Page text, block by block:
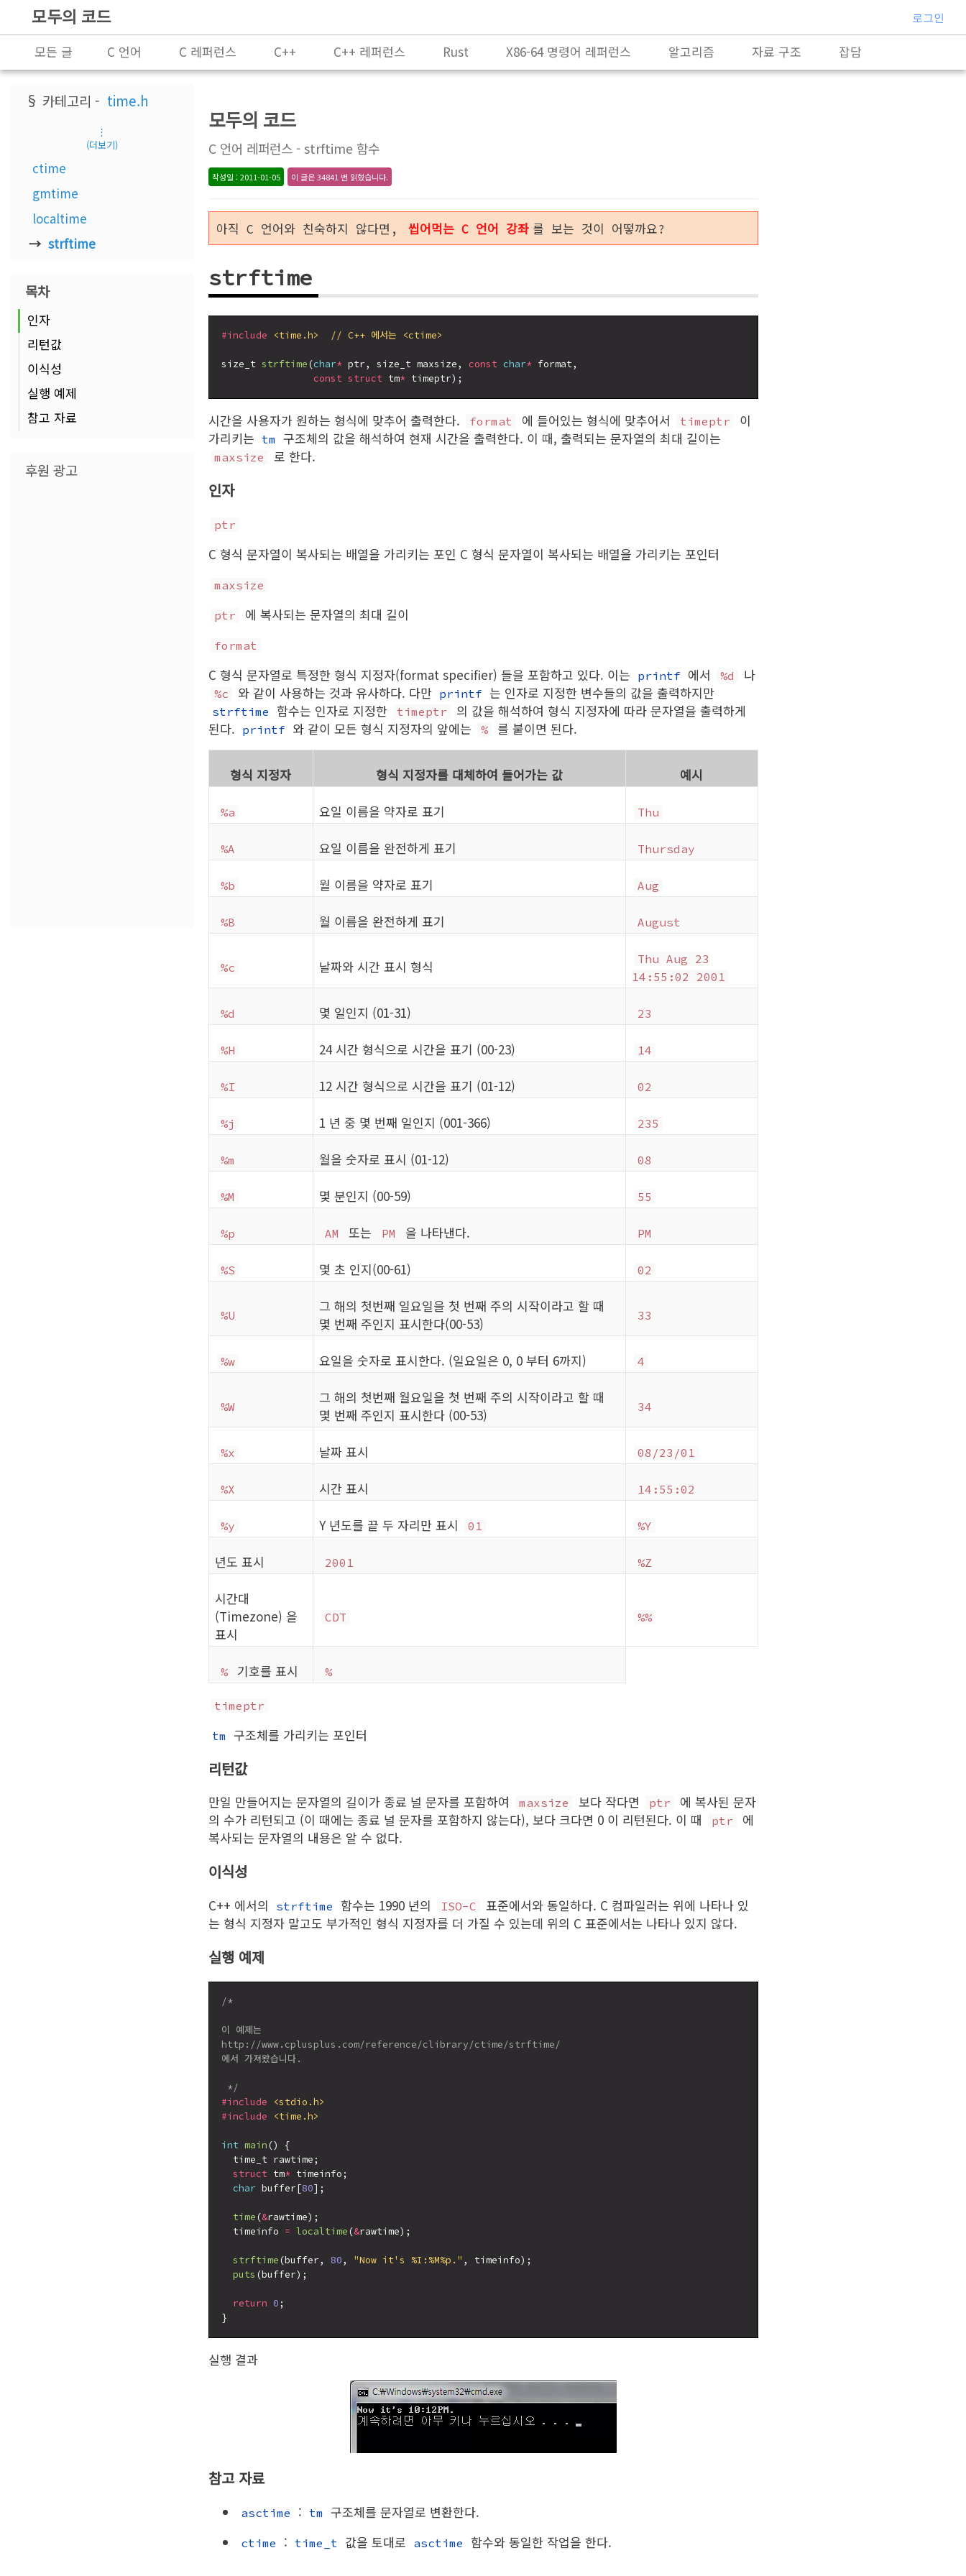
모두의 코드 로그인
모든 글 C 언어 C 레퍼런스 C++ C++ 레퍼런스 Rust X86-64 명령어 레퍼런스 알고리즘 자료 구조
잡담
§ 카테고리 - time.h
⋮
(더보기)
ctime
gmtime
localtime
strftime
목차
인자
리턴값
이식성
실행 예제
참고 자료
후원 광고
모두의 코드
C 언어 레퍼런스 - strftime 함수
작성일 : 2011-01-05 이 글은 34841 번 읽혔습니다.
아직 C 언어와 친숙하지 않다면, 씹어먹는 C 언어 강좌 를 보는 것이 어떻까요?
strftime
#include <time.h>  // C++ 에서는 <ctime>
size_t strftime (char* ptr, size_t maxsize, const char* format,
const struct tm*
시간을 사용자가 원하는 형식에 맞추어 출력한다. format 에 들어있는 형식에 맞추어서 timeptr
이
가리키는 tm 구조체의 값을 해석하여 현재 시간을 출력한다. 이 때, 출력되는 문자열의 최대 길이는
maxsize 로 한다.
인자
ptr
C 형식 문자열이 복사되는 배열을 가리키는 포인 C 형식 문자열이 복사되는 배열을 가리키는 포인터
maxsize
ptr 에 복사되는 문자열의 최대 길이
format
C 형식 문자열로 특정한 형식 지정자(format specifier) 들을 포함하고 있다. 이는 printf 에서 %d 나
%c 와 같이 사용하는 것과 유사하다. 다만 printf 는 인자로 지정한 변수들의 값을 출력하지만
strftime 함수는 인자로 지정한 timeptr
의 값을 해석하여 형식 지정자에 따라 문자열을 출력하게
된다. printf 와 같이 모든 형식 지정자의 앞에는 % 를 붙이면 된다.
형식 지정자 형식 지정자를 대체하여 들어가는 값 예시
%a 요일 이름을 약자로 표기 Thu
%A 요일 이름을 완전하게 표기 Thursday
%b 월 이름을 약자로 표기 Aug
%B 월 이름을 완전하게 표기 August
%c 날짜와 시간 표시 형식
Thu Aug 23
14:55:02 2001
%d 몇 일인지 (01-31) 23
%H 24 시간 형식으로 시간을 표기 (00-23) 14
%I 12 시간 형식으로 시간을 표기 (01-12) 02
%j 1 년 중 몇 번째 일인지 (001-366) 235
%m 월을 숫자로 표시 (01-12) 08
%M 몇 분인지 (00-59) 55
%p AM 또는 PM 을 나타낸다. PM
%S 몇 초 인지(00-61) 02
%U
그 해의 첫번째 일요일을 첫 번째 주의 시작이라고 할 때
몇 번째 주인지 표시한다(00-53)
33
%w 요일을 숫자로 표시한다. (일요일은 0, 0 부터 6까지) 4
%W
그 해의 첫번째 월요일을 첫 번째 주의 시작이라고 할 때
몇 번째 주인지 표시한다 (00-53)
34
%x 날짜 표시 08/23/01
%X 시간 표시 14:55:02
%y Y 년도를 끝 두 자리만 표시 01 %Y
년도 표시 2001 %Z
시간대
(Timezone) 을
표시
CDT %%
% 기호를 표시 %
timeptr
tm 구조체를 가리키는 포인터
리턴값
만일 만들어지는 문자열의 길이가 종료 널 문자를 포함하여 maxsize 보다 작다면 ptr
에 복사된 문자
의 수가 리턴되고 (이 때에는 종료 널 문자를 포함하지 않는다), 보다 크다면 0 이 리턴된다. 이 때
ptr
에
복사되는 문자열의 내용은 알 수 없다.
이식성
C++ 에서의 strftime 함수는 1990 년의 ISO-C
표준에서와 동일하다. C 컴파일러는 위에 나타나 있
는 형식 지정자 말고도 부가적인 형식 지정자를 더 가질 수 있는데 위의 C 표준에서는 나타나 있지 않다.
실행 예제
/*
이 예제는
http://www.cplusplus.com/reference/clibrary/ctime/strftime/
에서 가져왔습니다.
*/
#include
<stdio.h>
#include
<time.h>
int main () {
  time_t rawtime;
struct tm* timeinfo;
char buffer[80];
time (&rawtime);
  timeinfo
= localtime (&rawtime);
strftime (buffer, 80, "Now it's %I:%M%p." , timeinfo);
puts (buffer);
return 0 ;
실행 결과
참고 자료
asctime : tm 구조체를 문자열로 변환한다.
ctime : time_t 값을 토대로 asctime 함수와 동일한 작업을 한다.